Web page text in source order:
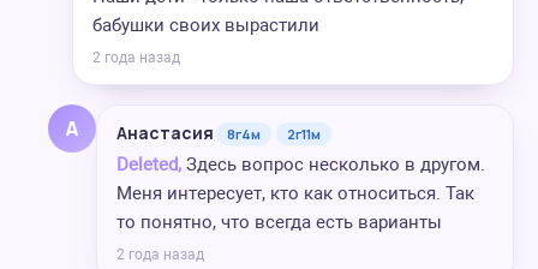
бабушки своих вырастили
2 года назад
А Анастасия 8г4м 2г11м
Deleted, Здесь вопрос несколько в другом.
Меня интересует, кто как относиться. Так
то понятно, что всегда есть варианты
2 года назад